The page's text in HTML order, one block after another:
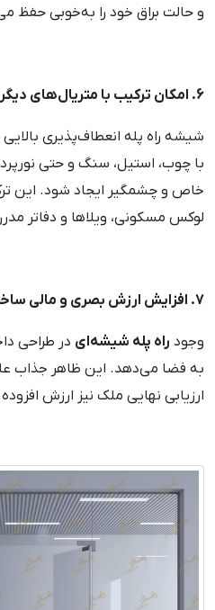
و حالت براق خود را به‌خوبی حفظ
6. امکان ترکیب با متریال‌های دیگر
شیشه راه پله انعطاف‌پذیری
با چوب، استیل، سنگ و حتی
خاص و چشمگیر ایجاد شود. این
لوکس مسکونی، ویلاها و دفاتر
7. افزایش ارزش بصری و مالی ساختمان
وجود راه پله شیشه‌ای در طراحی
به فضا می‌دهد. این ظاهر جذاب
ارزیابی نهایی ملک نیز ارزش